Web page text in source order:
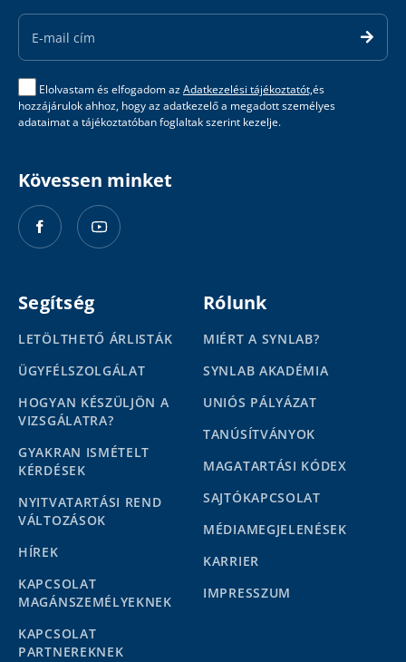
Email
Address
Elolvastam és elfogadom azAdatkezelési tájékoztatót,és
hozzájárulok ahhoz, hogy az adatkezelő a megadott személyes
adataimat a tájékoztatóban foglaltak szerint kezelje.
Kövessen minket
Segítség
LETÖLTHETŐ ÁRLISTÁK
ÜGYFÉLSZOLGÁLAT
HOGYAN KÉSZÜLJÖN A
VIZSGÁLATRA?
GYAKRAN ISMÉTELT
KÉRDÉSEK
NYITVATARTÁSI REND
VÁLTOZÁSOK
HÍREK
KAPCSOLAT
MAGÁNSZEMÉLYEKNEK
KAPCSOLAT
PARTNEREKNEK
Rólunk
MIÉRT A SYNLAB?
SYNLAB AKADÉMIA
UNIÓS PÁLYÁZAT
TANÚSÍTVÁNYOK
MAGATARTÁSI KÓDEX
SAJTÓKAPCSOLAT
MÉDIAMEGJELENÉSEK
KARRIER
IMPRESSZUM